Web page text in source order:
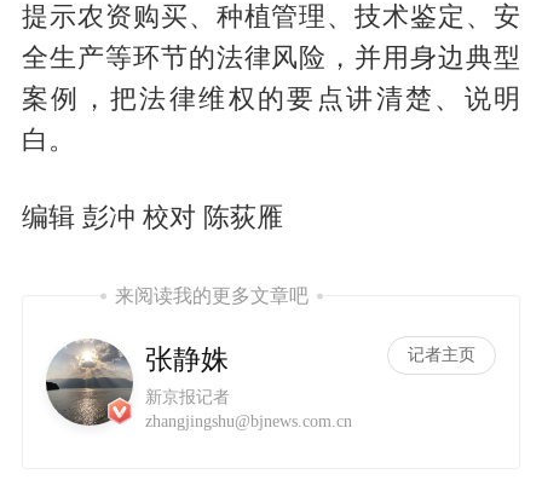
提示农资购买、种植管理、技术鉴定、安
全生产等环节的法律风险，并用身边典型
案例，把法律维权的要点讲清楚、说明
白。
编辑 彭冲 校对 陈荻雁
来阅读我的更多文章吧
张静姝
新京报记者
记者主页
zhangjingshu@bjnews.com.cn